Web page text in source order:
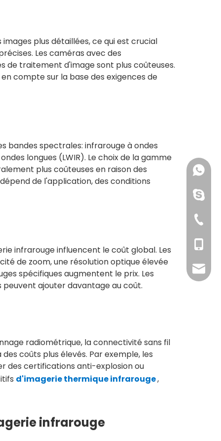
plus détaillées, ce qui est crucial
Les caméras avec des
de traitement d'image sont plus coûteuses.
compte sur la base des exigences de
bandes spectrales: infrarouge à ondes
longues (LWIR). Le choix de la gamme
plus coûteuses en raison des
de l'application, des conditions
infrarouge influencent le coût global. Les
de zoom, une résolution optique élevée
spécifiques augmentent le prix. Les
ajouter davantage au coût.
radiométrique, la connectivité sans fil
coûts plus élevés. Par exemple, les
des certifications anti-explosion ou
d'imagerie thermique infrarouge,
infrarouge
+86-